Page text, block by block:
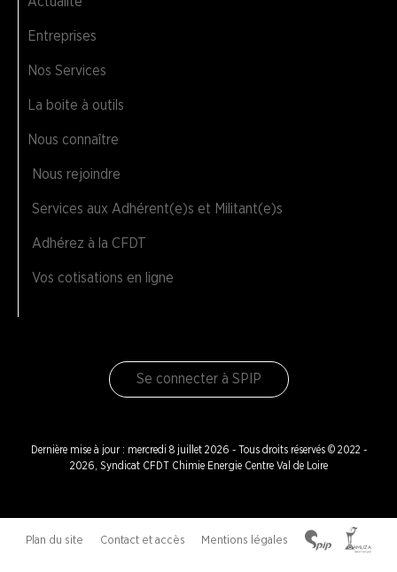
Entreprises
Nos Services
La boite à outils
Nous connaître
Nous rejoindre
Services aux Adhérent(e)s et Militant(e)s
Adhérez à la CFDT
Vos cotisations en ligne
Se connecter à SPIP
Dernière mise à jour : mercredi 8 juillet 2026 - Tous droits réservés © 2022 -
2026, Syndicat CFDT Chimie Energie Centre Val de Loire
Plan du site Contact et accès Mentions légales